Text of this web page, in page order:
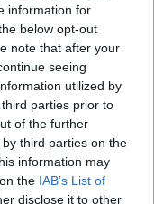
information for
below opt-out
note that after your
seeing
utilized by
parties prior to
of the further
third parties on the
information may
the IAB’s List of
disclose it to other